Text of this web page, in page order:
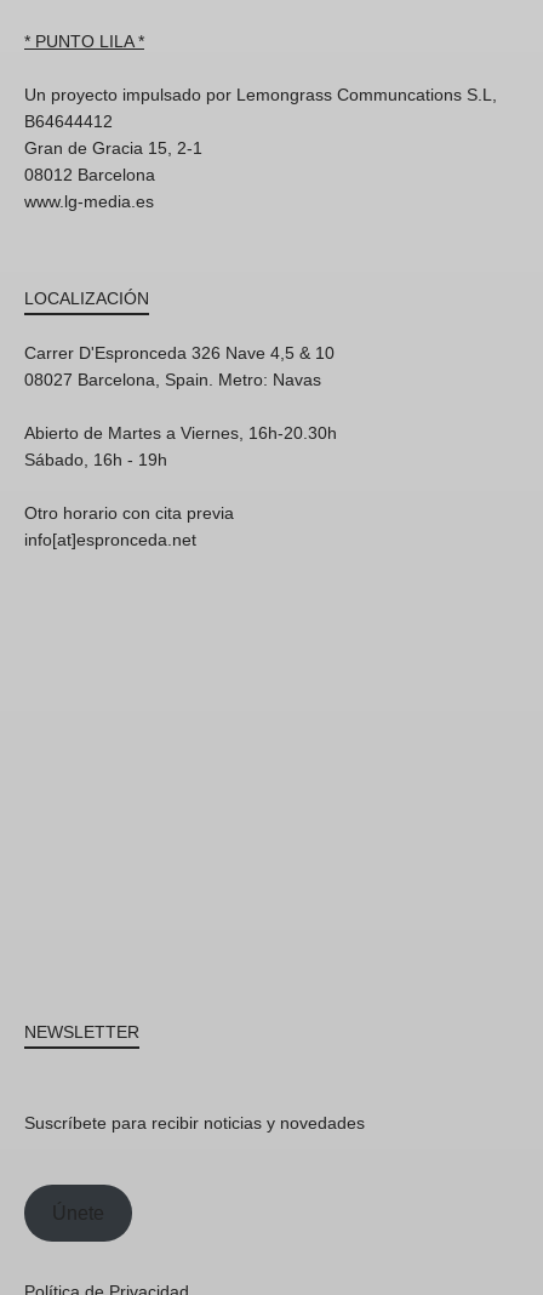
* PUNTO LILA *
Un proyecto impulsado por Lemongrass Communcations S.L,
B64644412
Gran de Gracia 15, 2-1
08012 Barcelona
www.lg-media.es
LOCALIZACIÓN
Carrer D'Espronceda 326 Nave 4,5 & 10
08027 Barcelona, Spain. Metro: Navas
Abierto de Martes a Viernes, 16h-20.30h
Sábado, 16h - 19h
Otro horario con cita previa
info[at]espronceda.net
NEWSLETTER
Suscríbete para recibir noticias y novedades
Únete